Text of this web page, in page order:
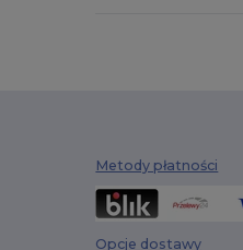
Metody płatności
Opcje dostawy